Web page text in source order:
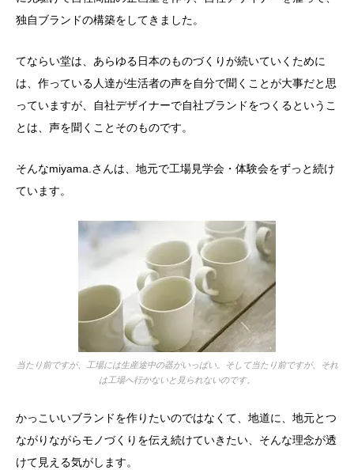
独自ブランドの構築をしてきました。
てならい堂は、あらゆる日本のものづくりが続いていくために
は、作っている人達が生活者の声を自分で聞くことが大事だと思
っていますが、自社デザイナーで自社ブランドをつくるというこ
とは、声を聞くことそのものです。
そんなmiyama.さんは、地元で工場見学会・体験会をずっと続け
ています。
当たり前ですが、工場には生産途中の器がいっぱい。そして当たり前ですが、それ
は工場へ行かないと見られないのです。
かっこいいブランドを作りたいのではなくて、地道に、地元とつ
ながりながらモノづくりを伝え続けていきたい、そんな理念が透
けて見える気がします。